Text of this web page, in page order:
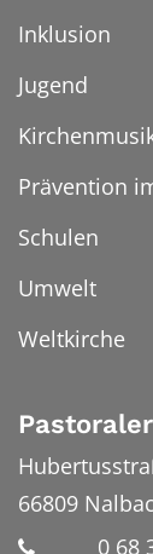
Inklusion
Jugend
Prävention
Schulen
Umwelt
Weltkirche
66809
0 68